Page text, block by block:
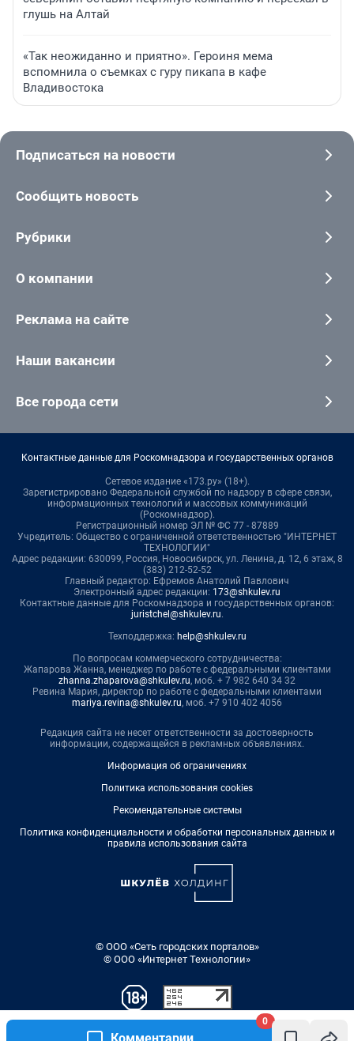
0
глушь на Алтай
«Так неожиданно и приятно». Героиня мема
вспомнила о съемках с гуру пикапа в кафе
Владивостока
Подписаться на новости
Сообщить новость
Рубрики
О компании
Реклама на сайте
Наши вакансии
Все города сети
Контактные данные для Роскомнадзора и государственных органов
Сетевое издание «173.ру» (18+).
Зарегистрировано Федеральной службой по надзору в сфере связи,
информационных технологий и массовых коммуникаций
(Роскомнадзор).
Регистрационный номер ЭЛ № ФС 77 - 87889
Учредитель: Общество с ограниченной ответственностью "ИНТЕРНЕТ
ТЕХНОЛОГИИ"
Адрес редакции: 630099, Россия, Новосибирск, ул. Ленина, д. 12, 6 этаж, 8
(383) 212-52-52
Главный редактор: Ефремов Анатолий Павлович
Электронный адрес редакции: 173@shkulev.ru
Контактные данные для Роскомнадзора и государственных органов:
juristchel@shkulev.ru.
Техподдержка: help@shkulev.ru
По вопросам коммерческого сотрудничества:
Жапарова Жанна, менеджер по работе с федеральными клиентами
zhanna.zhaparova@shkulev.ru, моб. + 7 982 640 34 32
Ревина Мария, директор по работе с федеральными клиентами
mariya.revina@shkulev.ru, моб. +7 910 402 4056
Редакция сайта не несет ответственности за достоверность
информации, содержащейся в рекламных объявлениях.
Информация об ограничениях
Политика использования cookies
Рекомендательные системы
Политика конфиденциальности и обработки персональных данных и
правила использования сайта
© ООО «Сеть городских порталов»
© ООО «Интернет Технологии»